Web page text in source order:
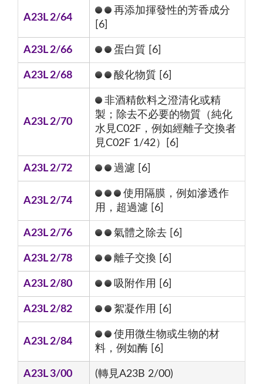
A23L 2/64
再添加揮發性的芳香成分
[6]
A23L 2/66 蛋白質 [6]
A23L 2/68 酸化物質 [6]
A23L 2/70
非酒精飲料之澄清化或精
製；除去不必要的物質（純化
水見C02F，例如經離子交換者
見C02F 1/42）[6]
A23L 2/72 過濾 [6]
A23L 2/74
使用隔膜，例如滲透作
用，超過濾 [6]
A23L 2/76 氣體之除去 [6]
A23L 2/78 離子交換 [6]
A23L 2/80 吸附作用 [6]
A23L 2/82 絮凝作用 [6]
A23L 2/84
使用微生物或生物的材
料，例如酶 [6]
A23L 3/00 (轉見A23B 2/00)